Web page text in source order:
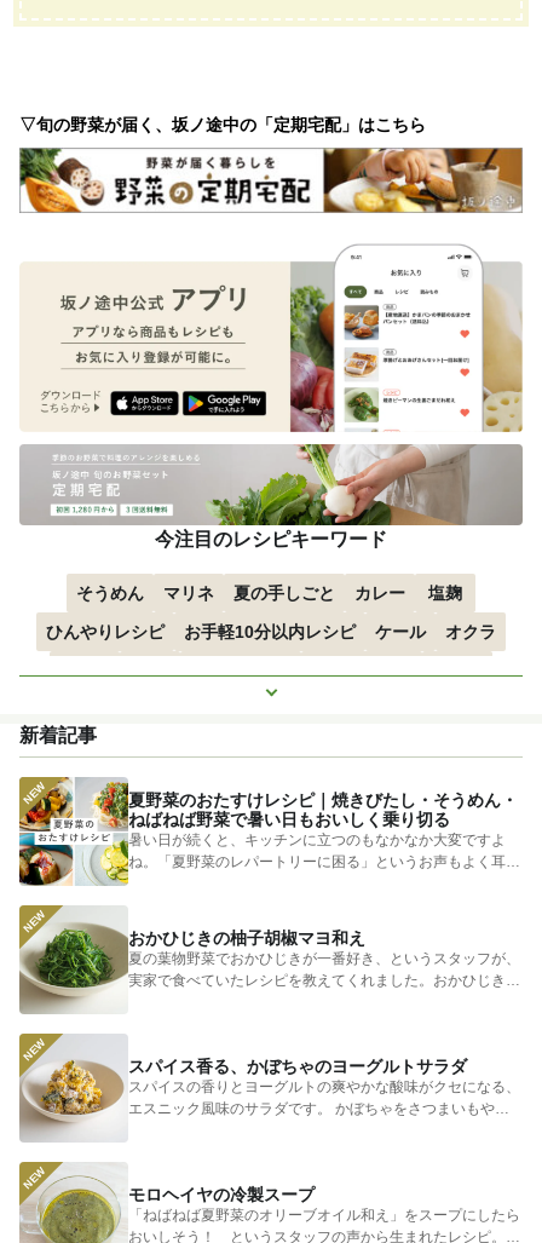
▽旬の野菜が届く、坂ノ途中の「定期宅配」はこちら
今注目のレシピキーワード
そうめん マリネ 夏の手しごと カレー
塩麹
ひんやりレシピ
お手軽10分以内レシピ ケール
オクラ
もっと見る
新着記事
夏野菜のおたすけレシピ｜焼きびたし・そうめん・
ねばねば野菜で暑い日もおいしく乗り切る
暑い日が続くと、キッチンに立つのもなかなか大変ですよ
ね。「夏野菜のレパートリーに困る」というお声もよく耳に
します。 そ...
おかひじきの柚子胡椒マヨ和え
夏の葉物野菜でおかひじきが一番好き、というスタッフが、
実家で食べていたレシピを教えてくれました。おかひじきの
スパイス香る、かぼちゃのヨーグルトサラダ
スパイスの香りとヨーグルトの爽やかな酸味がクセになる、
エスニック風味のサラダです。 かぼちゃをさつまいもやじ
モロヘイヤの冷製スープ
「ねばねば夏野菜のオリーブオイル和え」をスープにしたら
おいしそう！ というスタッフの声から生まれたレシピ。つ